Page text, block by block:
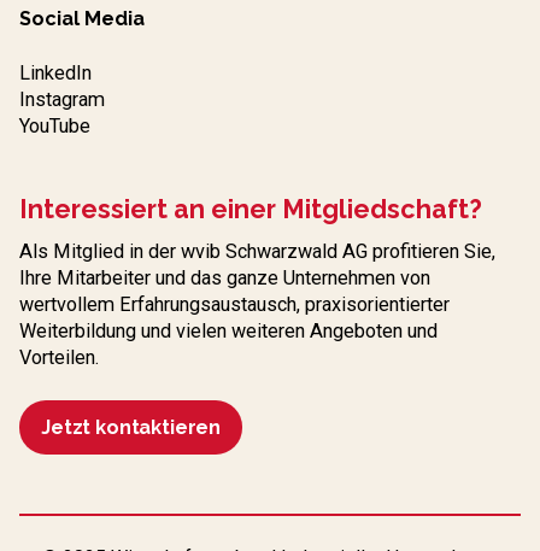
Social Media
LinkedIn
Instagram
YouTube
Interessiert an einer Mitgliedschaft?
Als Mitglied in der wvib Schwarzwald AG profitieren Sie,
Ihre Mitarbeiter und das ganze Unternehmen von
wertvollem Erfahrungs­austausch, praxisorientierter
Weiterbildung und vielen weiteren Angeboten und
Vorteilen.
Jetzt kontaktieren